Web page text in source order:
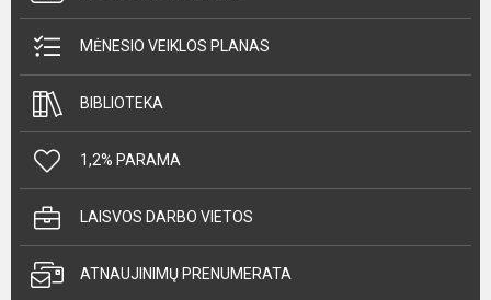
MĖNESIO VEIKLOS PLANAS
BIBLIOTEKA
1,2% PARAMA
LAISVOS DARBO VIETOS
ATNAUJINIMŲ PRENUMERATA